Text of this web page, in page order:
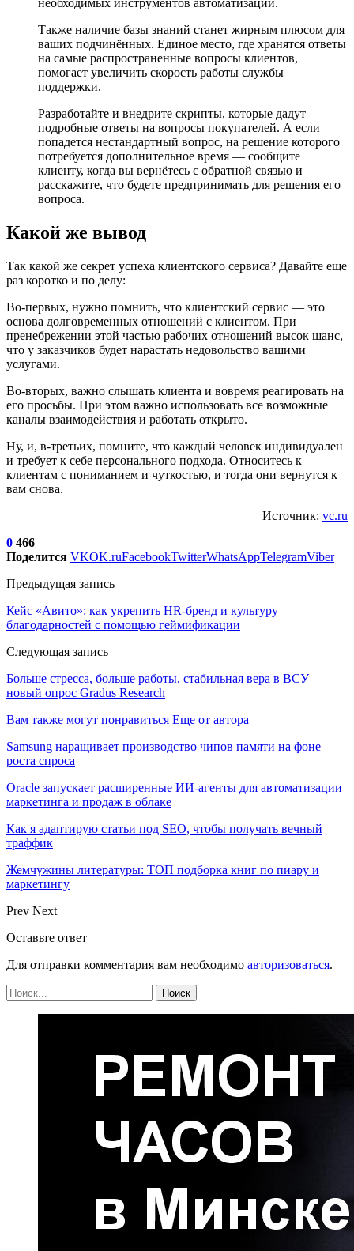
необходимых инструментов автоматизации.
Также наличие базы знаний станет жирным плюсом для
ваших подчинённых. Единое место, где хранятся ответы
на самые распространенные вопросы клиентов,
помогает увеличить скорость работы службы
поддержки.
Разработайте и внедрите скрипты, которые дадут
подробные ответы на вопросы покупателей. А если
попадется нестандартный вопрос, на решение которого
потребуется дополнительное время — сообщите
клиенту, когда вы вернётесь с обратной связью и
расскажите, что будете предпринимать для решения его
вопроса.
Какой же вывод
Так какой же секрет успеха клиентского сервиса? Давайте еще
раз коротко и по делу:
Во-первых, нужно помнить, что клиентский сервис — это
основа долговременных отношений с клиентом. При
пренебрежении этой частью рабочих отношений высок шанс,
что у заказчиков будет нарастать недовольство вашими
услугами.
Во-вторых, важно слышать клиента и вовремя реагировать на
его просьбы. При этом важно использовать все возможные
каналы взаимодействия и работать открыто.
Ну, и, в-третьих, помните, что каждый человек индивидуален
и требует к себе персонального подхода. Относитесь к
клиентам с пониманием и чуткостью, и тогда они вернутся к
вам снова.
Источник: vc.ru
0 466
Поделится VKOK.ruFacebookTwitterWhatsAppTelegramViber
Предыдущая запись
Кейс «Авито»: как укрепить HR-бренд и культуру
благодарностей с помощью геймификации
Следующая запись
Больше стресса, больше работы, стабильная вера в ВСУ —
новый опрос Gradus Research
Вам также могут понравиться Еще от автора
Samsung наращивает производство чипов памяти на фоне
роста спроса
Oracle запускает расширенные ИИ‑агенты для автоматизации
маркетинга и продаж в облаке
Как я адаптирую статьи под SEO, чтобы получать вечный
траффик
Жемчужины литературы: ТОП подборка книг по пиару и
маркетингу
Prev Next
Оставьте ответ
Для отправки комментария вам необходимо авторизоваться.